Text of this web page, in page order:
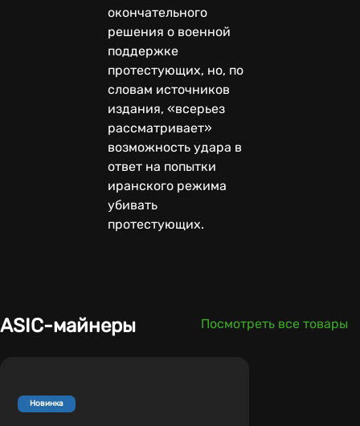
окончательного
решения о военной
поддержке
протестующих, но, по
словам источников
издания, «всерьез
рассматривает»
возможность удара в
ответ на попытки
иранского режима
убивать
протестующих.
ASIC-майнеры Посмотреть все товары
Новинка